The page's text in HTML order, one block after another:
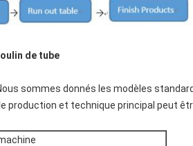
de tube
sommes donnés les modèles
production et technique principal peut